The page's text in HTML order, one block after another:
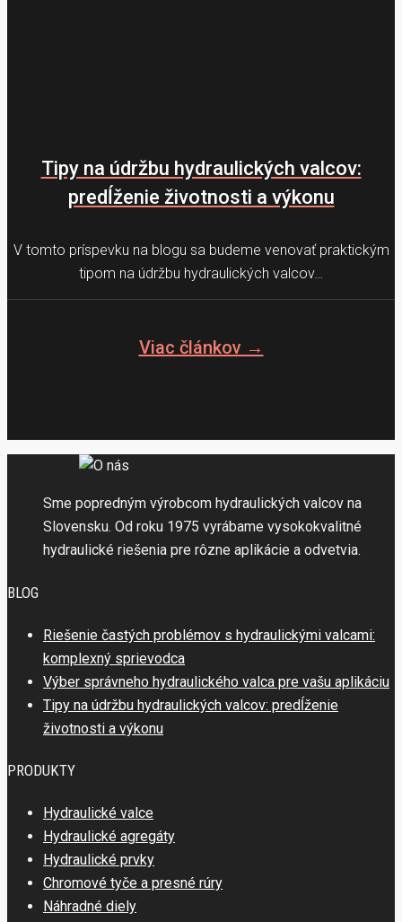
Tipy na údržbu hydraulických valcov:
predĺženie životnosti a výkonu
V tomto príspevku na blogu sa budeme venovať praktickým
tipom na údržbu hydraulických valcov…
Viac článkov →
Sme popredným výrobcom hydraulických valcov na
Slovensku. Od roku 1975 vyrábame vysokokvalitné
hydraulické riešenia pre rôzne aplikácie a odvetvia.
BLOG
Riešenie častých problémov s hydraulickými valcami:
komplexný sprievodca
Výber správneho hydraulického valca pre vašu aplikáciu
Tipy na údržbu hydraulických valcov: predĺženie
životnosti a výkonu
PRODUKTY
Hydraulické valce
Hydraulické agregáty
Hydraulické prvky
Chromové tyče a presné rúry
Náhradné diely